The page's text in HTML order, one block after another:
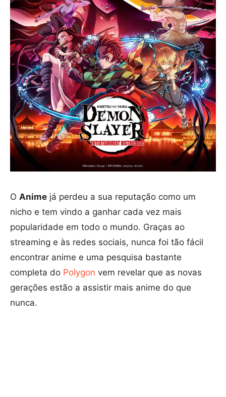
O Anime já perdeu a sua reputação como um
nicho e tem vindo a ganhar cada vez mais
popularidade em todo o mundo. Graças ao
streaming e às redes sociais, nunca foi tão fácil
encontrar anime e uma pesquisa bastante
completa do Polygon vem revelar que as novas
gerações estão a assistir mais anime do que
nunca.